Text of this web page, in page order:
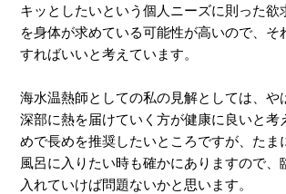
キッとしたいという個人ニーズに則った欲
を身体が求めている可能性が高いので、そ
すればいいと考えています。
海水温熱師としての私の見解としては、や
深部に熱を届けていく方が健康に良いと考
めで長めを推奨したいところですが、たま
風呂に入りたい時も確かにありますので、
入れていけば問題ないかと思います。